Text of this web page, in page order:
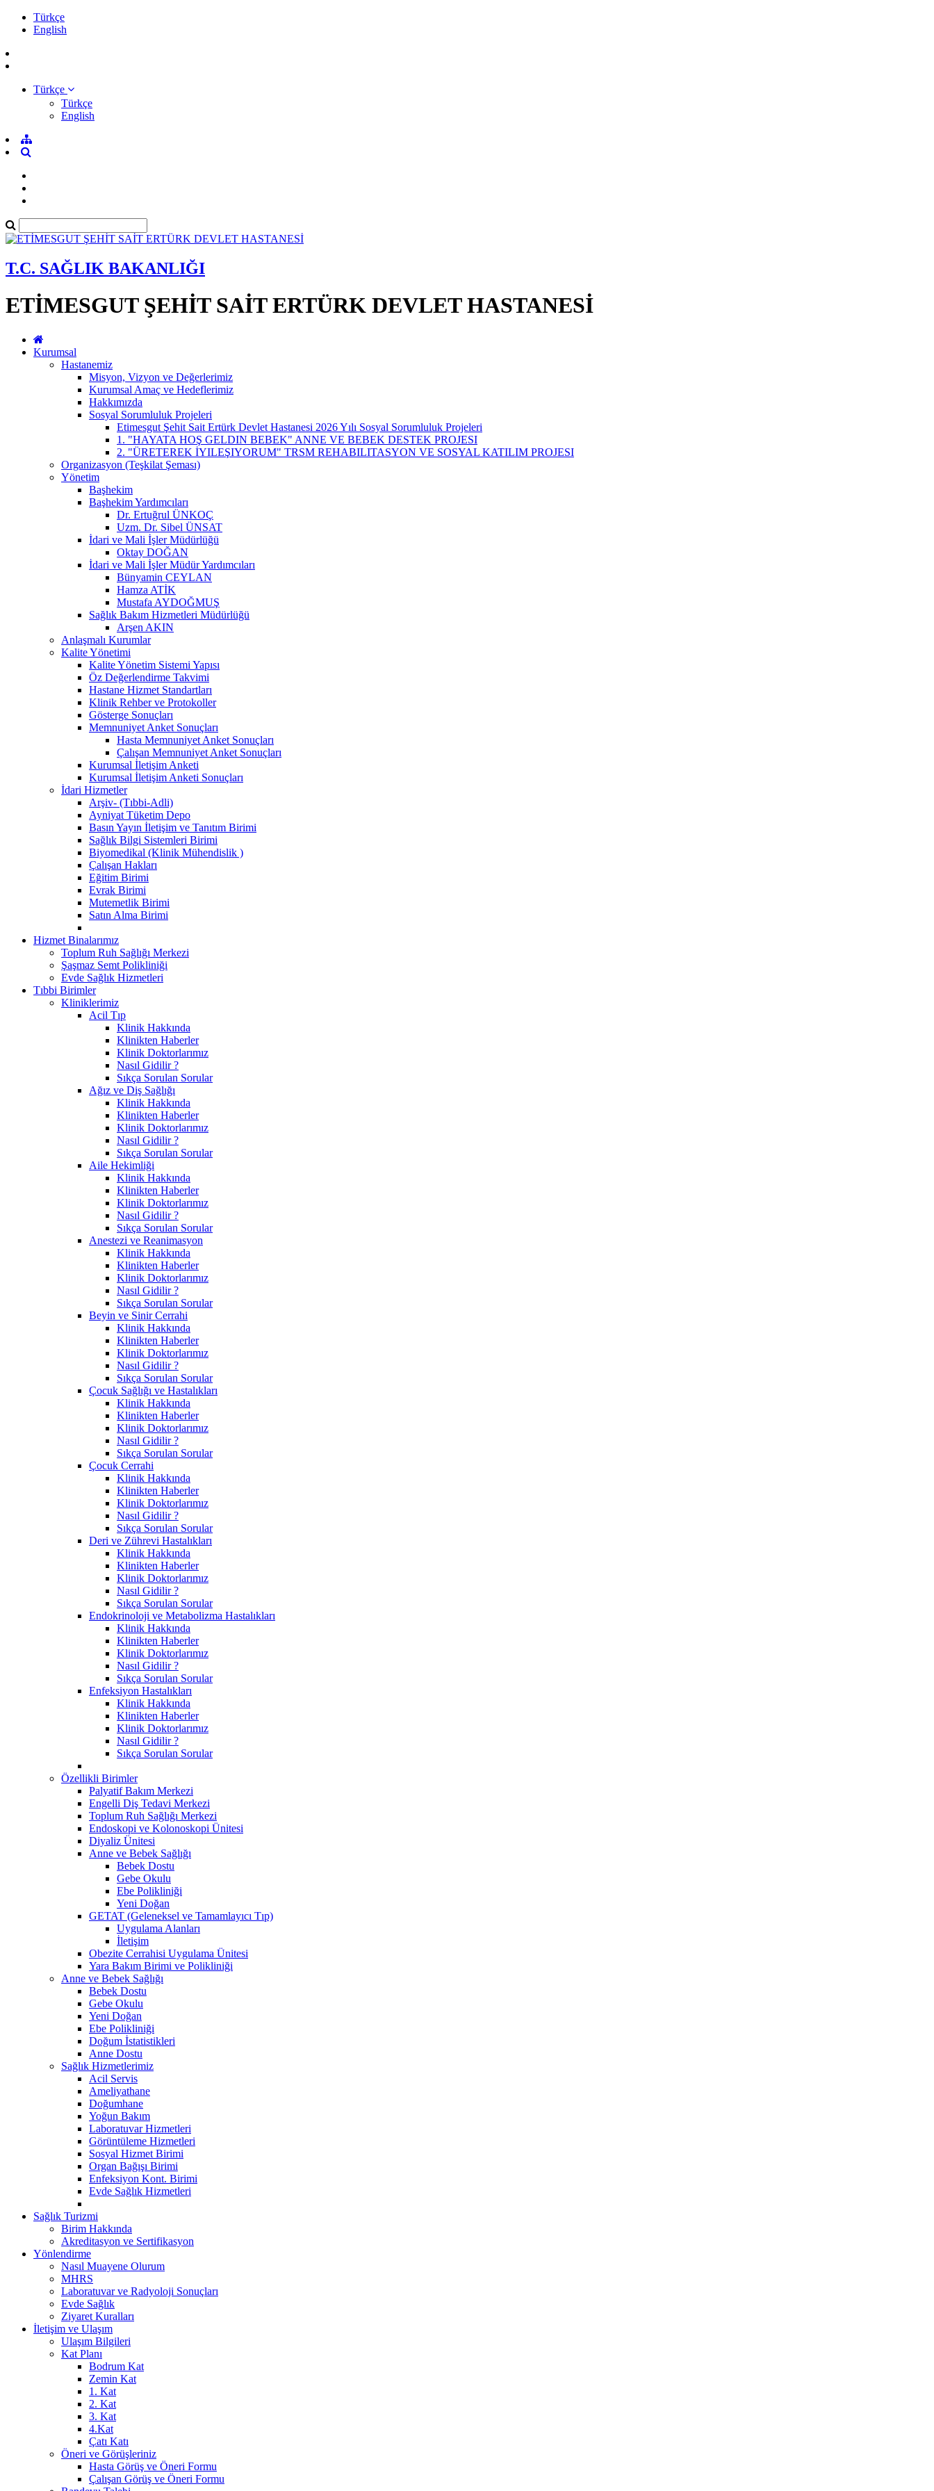
Türkçe
English
Türkçe
Türkçe
English
T.C. SAĞLIK BAKANLIĞI
ETİMESGUT ŞEHİT SAİT ERTÜRK DEVLET HASTANESİ
Kurumsal
Hastanemiz
Misyon, Vizyon ve Değerlerimiz
Kurumsal Amaç ve Hedeflerimiz
Hakkımızda
Sosyal Sorumluluk Projeleri
Etimesgut Şehit Sait Ertürk Devlet Hastanesi 2026 Yılı Sosyal Sorumluluk Projeleri
1. "HAYATA HOŞ GELDIN BEBEK" ANNE VE BEBEK DESTEK PROJESI
2. "ÜRETEREK İYILEŞIYORUM" TRSM REHABILITASYON VE SOSYAL KATILIM PROJESI
Organizasyon (Teşkilat Şeması)
Yönetim
Başhekim
Başhekim Yardımcıları
Dr. Ertuğrul ÜNKOÇ
Uzm. Dr. Sibel ÜNSAT
İdari ve Mali İşler Müdürlüğü
Oktay DOĞAN
İdari ve Mali İşler Müdür Yardımcıları
Bünyamin CEYLAN
Hamza ATİK
Mustafa AYDOĞMUŞ
Sağlık Bakım Hizmetleri Müdürlüğü
Arşen AKIN
Anlaşmalı Kurumlar
Kalite Yönetimi
Kalite Yönetim Sistemi Yapısı
Öz Değerlendirme Takvimi
Hastane Hizmet Standartları
Klinik Rehber ve Protokoller
Gösterge Sonuçları
Memnuniyet Anket Sonuçları
Hasta Memnuniyet Anket Sonuçları
Çalışan Memnuniyet Anket Sonuçları
Kurumsal İletişim Anketi
Kurumsal İletişim Anketi Sonuçları
İdari Hizmetler
Arşiv- (Tıbbi-Adli)
Ayniyat Tüketim Depo
Basın Yayın İletişim ve Tanıtım Birimi
Sağlık Bilgi Sistemleri Birimi
Biyomedikal (Klinik Mühendislik )
Çalışan Hakları
Eğitim Birimi
Evrak Birimi
Mutemetlik Birimi
Satın Alma Birimi
Hizmet Binalarımız
Toplum Ruh Sağlığı Merkezi
Şaşmaz Semt Polikliniği
Evde Sağlık Hizmetleri
Tıbbi Birimler
Kliniklerimiz
Acil Tıp
Klinik Hakkında
Klinikten Haberler
Klinik Doktorlarımız
Nasıl Gidilir ?
Sıkça Sorulan Sorular
Ağız ve Diş Sağlığı
Klinik Hakkında
Klinikten Haberler
Klinik Doktorlarımız
Nasıl Gidilir ?
Sıkça Sorulan Sorular
Aile Hekimliği
Klinik Hakkında
Klinikten Haberler
Klinik Doktorlarımız
Nasıl Gidilir ?
Sıkça Sorulan Sorular
Anestezi ve Reanimasyon
Klinik Hakkında
Klinikten Haberler
Klinik Doktorlarımız
Nasıl Gidilir ?
Sıkça Sorulan Sorular
Beyin ve Sinir Cerrahi
Klinik Hakkında
Klinikten Haberler
Klinik Doktorlarımız
Nasıl Gidilir ?
Sıkça Sorulan Sorular
Çocuk Sağlığı ve Hastalıkları
Klinik Hakkında
Klinikten Haberler
Klinik Doktorlarımız
Nasıl Gidilir ?
Sıkça Sorulan Sorular
Çocuk Cerrahi
Klinik Hakkında
Klinikten Haberler
Klinik Doktorlarımız
Nasıl Gidilir ?
Sıkça Sorulan Sorular
Deri ve Zührevi Hastalıkları
Klinik Hakkında
Klinikten Haberler
Klinik Doktorlarımız
Nasıl Gidilir ?
Sıkça Sorulan Sorular
Endokrinoloji ve Metabolizma Hastalıkları
Klinik Hakkında
Klinikten Haberler
Klinik Doktorlarımız
Nasıl Gidilir ?
Sıkça Sorulan Sorular
Enfeksiyon Hastalıkları
Klinik Hakkında
Klinikten Haberler
Klinik Doktorlarımız
Nasıl Gidilir ?
Sıkça Sorulan Sorular
Özellikli Birimler
Palyatif Bakım Merkezi
Engelli Diş Tedavi Merkezi
Toplum Ruh Sağlığı Merkezi
Endoskopi ve Kolonoskopi Ünitesi
Diyaliz Ünitesi
Anne ve Bebek Sağlığı
Bebek Dostu
Gebe Okulu
Ebe Polikliniği
Yeni Doğan
GETAT (Geleneksel ve Tamamlayıcı Tıp)
Uygulama Alanları
İletişim
Obezite Cerrahisi Uygulama Ünitesi
Yara Bakım Birimi ve Polikliniği
Anne ve Bebek Sağlığı
Bebek Dostu
Gebe Okulu
Yeni Doğan
Ebe Polikliniği
Doğum İstatistikleri
Anne Dostu
Sağlık Hizmetlerimiz
Acil Servis
Ameliyathane
Doğumhane
Yoğun Bakım
Laboratuvar Hizmetleri
Görüntüleme Hizmetleri
Sosyal Hizmet Birimi
Organ Bağışı Birimi
Enfeksiyon Kont. Birimi
Evde Sağlık Hizmetleri
Sağlık Turizmi
Birim Hakkında
Akreditasyon ve Sertifikasyon
Yönlendirme
Nasıl Muayene Olurum
MHRS
Laboratuvar ve Radyoloji Sonuçları
Evde Sağlık
Ziyaret Kuralları
İletişim ve Ulaşım
Ulaşım Bilgileri
Kat Planı
Bodrum Kat
Zemin Kat
1. Kat
2. Kat
3. Kat
4.Kat
Çatı Katı
Öneri ve Görüşleriniz
Hasta Görüş ve Öneri Formu
Çalışan Görüş ve Öneri Formu